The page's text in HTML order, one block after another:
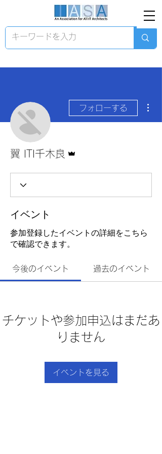
フォローする
翼 ITI千木良
イベント
参加登録したイベントの詳細をこちら
で確認できます。
今後のイベント 過去のイベント
チケットや参加申込はまだあ
りません
イベントを見る